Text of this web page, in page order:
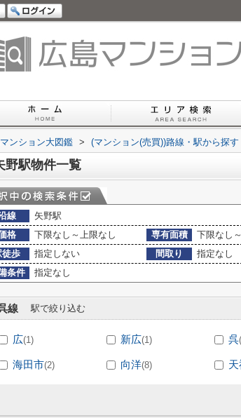
ンション大図鑑 > (マンション(売買))路線・駅から探す
野駅物件一覧
線
矢野駅
格
下限なし～上限なし 専有面積 下限なし
徒歩
指定しない 間取り
指定なし
条件
指定なし
線 駅で絞り込む
広(1) 新広(1) 呉
海田市(2) 向洋(8) 天